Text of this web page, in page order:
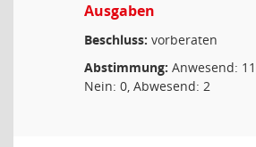
Ausgaben
Beschluss: vorberaten
Abstimmung: Anwesend:
Nein: 0, Abwesend: 2